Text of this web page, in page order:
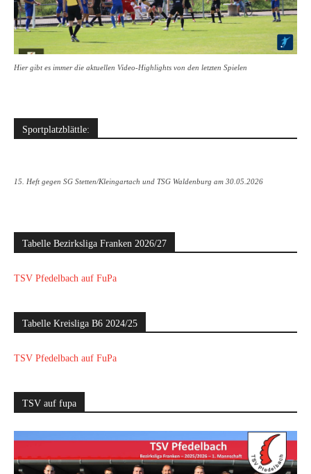
Hier gibt es immer die aktuellen Video-Highlights von den letzten Spielen
Sportplatzblättle:
15. Heft gegen SG Stetten/Kleingartach und TSG Waldenburg am 30.05.2026
Tabelle Bezirksliga Franken 2026/27
TSV Pfedelbach auf FuPa
Tabelle Kreisliga B6 2024/25
TSV Pfedelbach auf FuPa
TSV auf fupa